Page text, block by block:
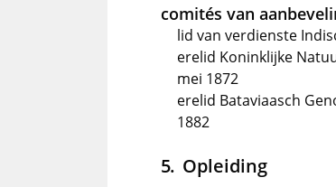
comités van
lid van verdienste
erelid Koninklijke
mei 1872
erelid Bataviaasch
1882
Opleiding